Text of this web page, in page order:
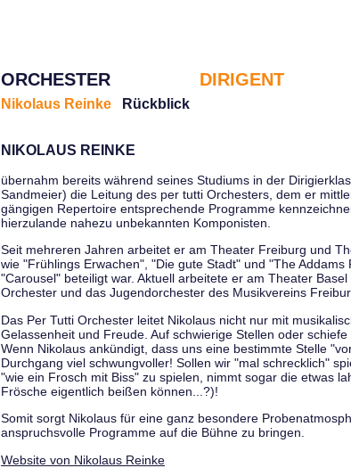
ORCHESTER DIRIGENT
Nikolaus Reinke Rückblick
NIKOLAUS REINKE
übernahm bereits während seines Studiums in der
Sandmeier) die Leitung des per tutti Orchesters, dem er
gängigen Repertoire entsprechende Programme
hierzulande nahezu unbekannten Komponisten.
Seit mehreren Jahren arbeitet er am Theater Freiburg und
wie "Frühlings Erwachen", "Die gute Stadt" und "The
"Carousel" beteiligt war. Aktuell arbeitete er am Theater
Orchester und das Jugendorchester des Musikvereins
Das Per Tutti Orchester leitet Nikolaus nicht nur mit
Gelassenheit und Freude. Auf schwierige Stellen oder
Wenn Nikolaus ankündigt, dass uns eine bestimmte Stelle
Durchgang viel schwungvoller! Sollen wir "mal schrecklich"
"wie ein Frosch mit Biss" zu spielen, nimmt sogar die etwas
Frösche eigentlich beißen können...?)!
Somit sorgt Nikolaus für eine ganz besondere
anspruchsvolle Programme auf die Bühne zu bringen.
Website von Nikolaus Reinke